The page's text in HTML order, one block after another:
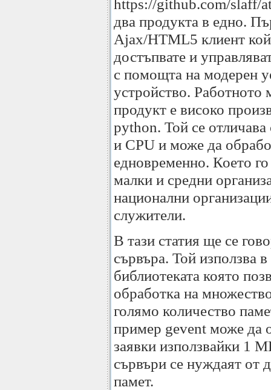
https://github.com/slaff/
два продукта в едно.
Ajax/HTML5 клиент
достъпвате и
с помощта на модерен
устройство.
продукт е високо
python. Той се
и CPU и може да
едновременно. Което
малки и средни
национални
служители.
В тази статия ще се
сървъра. Той използва
библиотеката която
обработка на
голямо количество
пример gevent може да
заявки използвайки 1
сървъри се нуждаят от
памет.